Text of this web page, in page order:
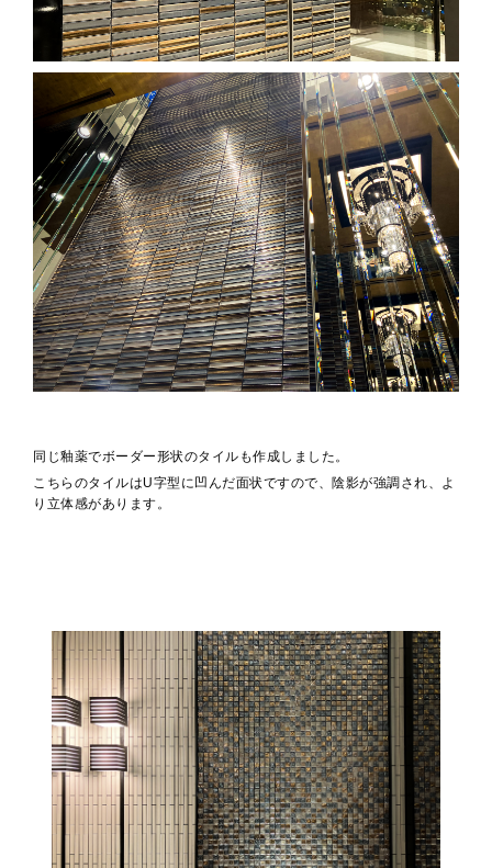
同じ釉薬でボーダー形状のタイルも作成しました。
こちらのタイルはU字型に凹んだ面状ですので、陰影が強調され、よ
り立体感があります。